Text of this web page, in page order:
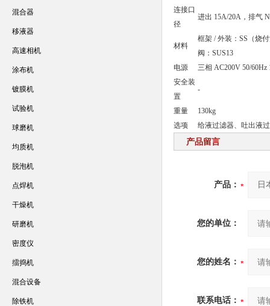
连接口
径
进出 15A/20A，排气
材料
框架 / 外装：SS（烧
阀：SUS13
电源
三相 AC200V 50/60Hz
安全装
置
-
重量
130kg
选项
给液过滤器、吐出液
产品留言
产品：
您的单位：
您的姓名：
联系电话：
混合器
移液器
高速相机
涂布机
镀膜机
试验机
球磨机
均质机
脱泡机
点焊机
干燥机
研磨机
密度仪
擂捣机
混合设备
除铁机